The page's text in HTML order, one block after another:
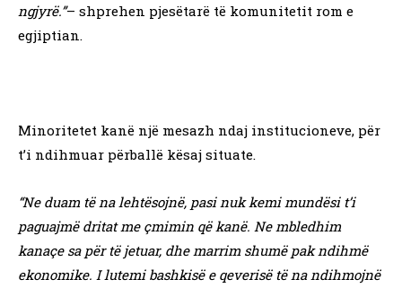
ngjyrë.”– shprehen pjesëtarë të komunitetit rom e
egjiptian.
Minoritetet kanë një mesazh ndaj institucioneve, për
t’i ndihmuar përballë kësaj situate.
“Ne duam të na lehtësojnë, pasi nuk kemi mundësi t’i
paguajmë dritat me çmimin që kanë. Ne mbledhim
kanaçe sa për të jetuar, dhe marrim shumë pak ndihmë
ekonomike. I lutemi bashkisë e qeverisë të na ndihmojnë